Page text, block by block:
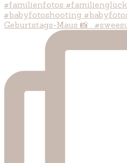
Geburtstags-Maus 📸 .